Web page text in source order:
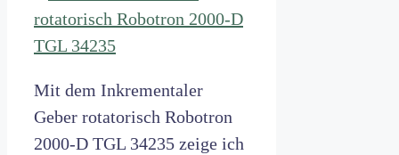
Mit dem Inkrementaler
Geber rotatorisch Robotron
2000-D TGL 34235 zeige ich